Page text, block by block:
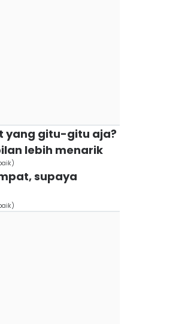
yang gitu-gitu aja?
lebih menarik
supaya